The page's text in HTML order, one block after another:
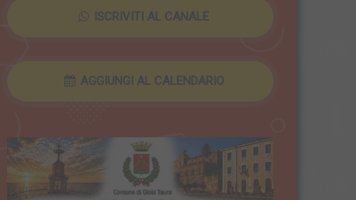
ISCRIVITI AL CANALE
AGGIUNGI AL CALENDARIO